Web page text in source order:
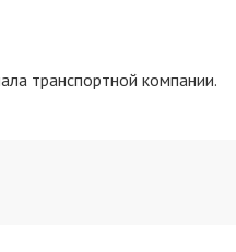
транспортной компании.